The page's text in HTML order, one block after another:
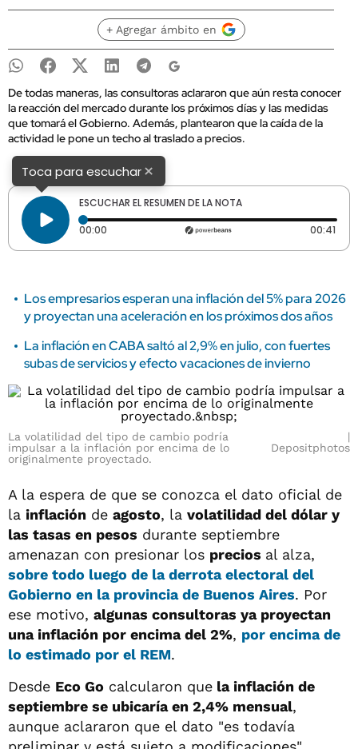
+ Agregar ámbito en
De todas maneras, las consultoras aclararon que aún resta conocer
la reacción del mercado durante los próximos días y las medidas
que tomará el Gobierno. Además, plantearon que la caída de la
actividad le pone un techo al traslado a precios.
Toca para escuchar×
ESCUCHAR EL RESUMEN DE LA NOTA
00:00 Tiempo transcurrido: 0 segundos 00:41
Los empresarios esperan una inflación del 5% para 2026
y proyectan una aceleración en los próximos dos años
La inflación en CABA saltó al 2,9% en julio, con fuertes
subas de servicios y efecto vacaciones de invierno
La volatilidad del tipo de cambio podría
impulsar a la inflación por encima de lo
originalmente proyectado.
Depositphotos
A la espera de que se conozca el dato oficial de
la inflación de agosto, la volatilidad del dólar y
las tasas en pesos durante septiembre
amenazan con presionar los precios al alza,
sobre todo luego de la derrota electoral del
Gobierno en la provincia de Buenos Aires. Por
ese motivo, algunas consultoras ya proyectan
una inflación por encima del 2%, por encima de
lo estimado por el REM.
Desde Eco Go calcularon que la inflación de
septiembre se ubicaría en 2,4% mensual,
aunque aclararon que el dato "es todavía